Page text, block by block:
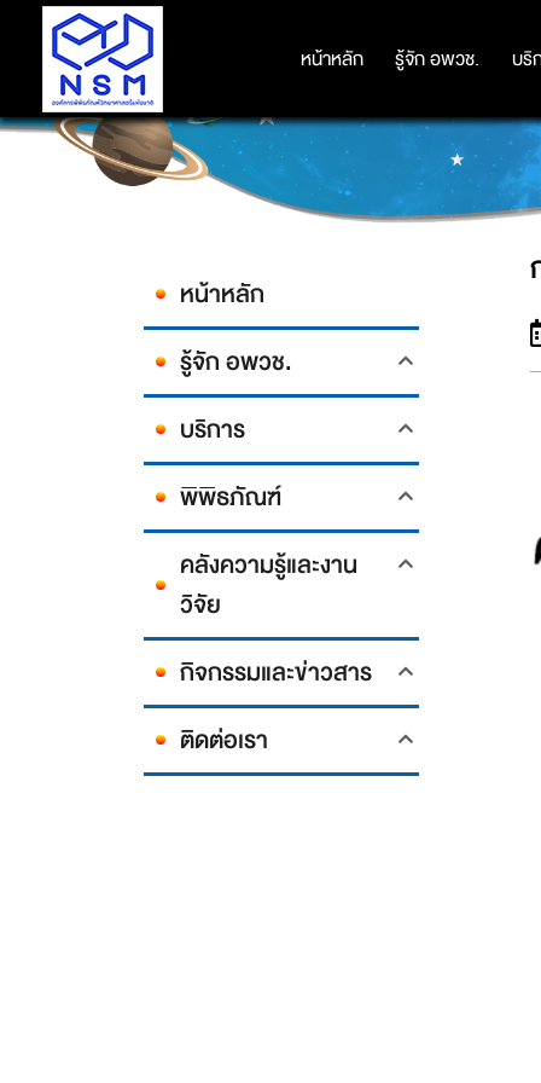
หน้าหลัก รู้จัก อพวช. บริ
หน้าหลัก รู้จัก อพวช. บริ
หน้าหลัก
รู้จัก อพวช.
บริการ
พิพิธภัณฑ์
คลังความรู้และงาน
วิจัย
กิจกรรมและข่าวสาร
ติดต่อเรา